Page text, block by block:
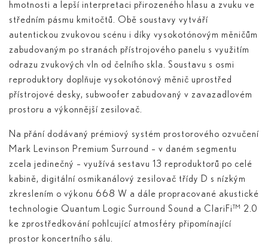
hmotnosti a lepší interpretaci přirozeného hlasu a zvuku ve
středním pásmu kmitočtů. Obě soustavy vytváří
autentickou zvukovou scénu i díky vysokotónovým měničům
zabudovaným po stranách přístrojového panelu s využitím
odrazu zvukových vln od čelního skla. Soustavu s osmi
reproduktory doplňuje vysokotónový měnič uprostřed
přístrojové desky, subwoofer zabudovaný v zavazadlovém
prostoru a výkonnější zesilovač.
Na přání dodávaný prémiový systém prostorového ozvučení
Mark Levinson Premium Surround – v daném segmentu
zcela jedinečný – využívá sestavu 13 reproduktorů po celé
kabině, digitální osmikanálový zesilovač třídy D s nízkým
zkreslením o výkonu 668 W a dále propracované akustické
technologie Quantum Logic Surround Sound a ClariFi™ 2.0
ke zprostředkování pohlcující atmosféry připomínající
prostor koncertního sálu.